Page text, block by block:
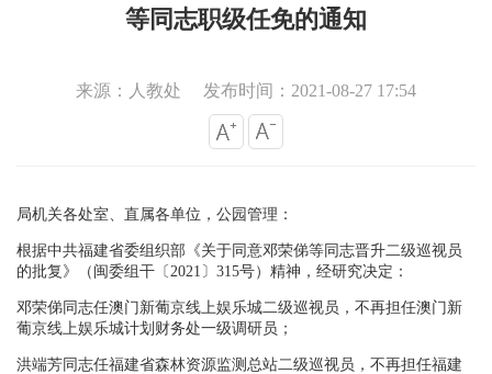
等同志职级任免的通知
来源：人教处 发布时间：2021-08-27 17:54
局机关各处室、直属各单位，公园管理：
根据中共福建省委组织部《关于同意邓荣俤等同志晋升二级巡视员
的批复》（闽委组干 〔 2021 〕 315号）精神，经研究决定：
邓荣俤同志任澳门新葡京线上娱乐城二级巡视员，不再担任澳门新
葡京线上娱乐城计划财务处一级调研员；
洪端芳同志任福建省森林资源监测总站二级巡视员，不再担任福建